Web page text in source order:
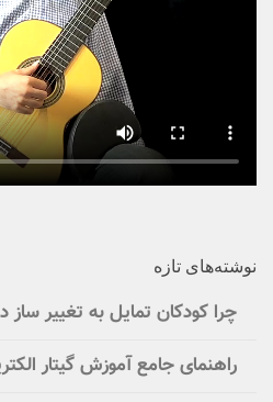
نوشته‌های تازه
چرا کودکان تمایل به تغییر ساز
راهنمای جامع آموزش گیتار